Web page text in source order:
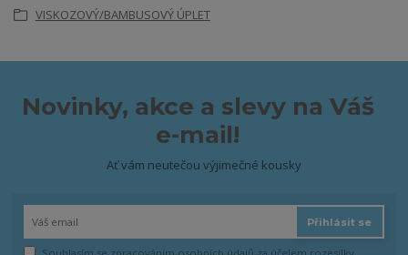
VISKOZOVÝ/BAMBUSOVÝ ÚPLET
Novinky, akce a slevy na Váš
e-mail!
Ať vám neutečou výjimečné kousky
Přihlásit se